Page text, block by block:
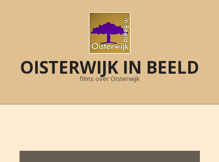
OISTERWIJK IN BEELD
films over Oisterwijk
Primary